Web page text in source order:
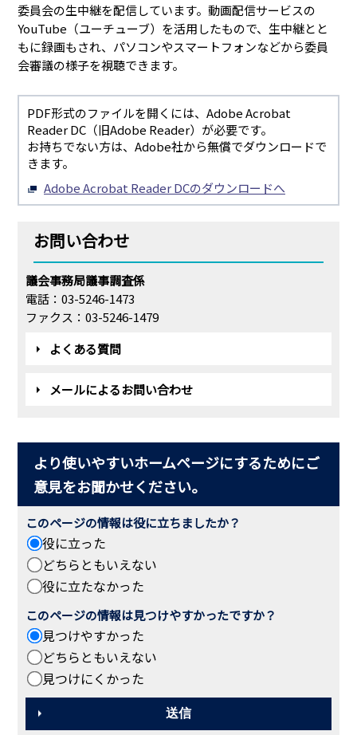
委員会の生中継を配信しています。動画配信サービスの
YouTube（ユーチューブ）を活用したもので、生中継とと
もに録画もされ、パソコンやスマートフォンなどから委員
会審議の様子を視聴できます。
PDF形式のファイルを開くには、Adobe Acrobat
Reader DC（旧Adobe Reader）が必要です。
お持ちでない方は、Adobe社から無償でダウンロードで
きます。
Adobe Acrobat Reader DCのダウンロードへ
お問い合わせ
議会事務局議事調査係
電話：03-5246-1473
ファクス：03-5246-1479
よくある質問
メールによるお問い合わせ
より使いやすいホームページにするためにご
意見をお聞かせください。
このページの情報は役に立ちましたか？
役に立った
どちらともいえない
役に立たなかった
このページの情報は見つけやすかったですか？
見つけやすかった
どちらともいえない
見つけにくかった